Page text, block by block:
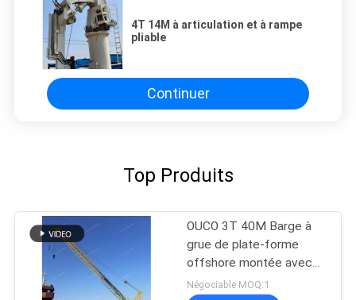
4T 14M à articulation et à rampe
pliable
Continuer
Top Produits
OUCO 3T 40M Barge à
grue de plate-forme
offshore montée avec
moteur diesel
Négociable MOQ:1